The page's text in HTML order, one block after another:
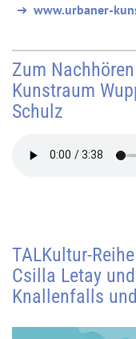
www.urbaner-
Zum
Kunstraum
Schulz
TALKultur-
Csilla Letay
Knallenfalls